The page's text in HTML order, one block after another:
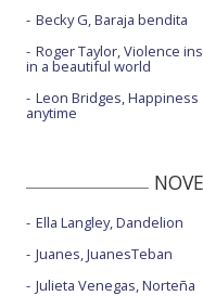
Becky G, Baraja bendita
Roger Taylor, Violence
in a beautiful world
Leon Bridges, Happiness
anytime
Ella Langley, Dandelion
Juanes, JuanesTeban
Julieta Venegas, Norteña